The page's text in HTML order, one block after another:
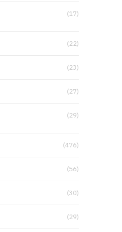
(17)
(22)
(23)
(27)
(29)
(476)
(56)
(30)
(29)